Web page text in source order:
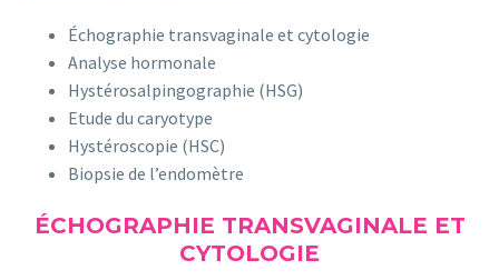
Échographie transvaginale et cytologie
Analyse hormonale
Hystérosalpingographie (HSG)
Etude du caryotype
Hystéroscopie (HSC)
Biopsie de l’endomètre
ÉCHOGRAPHIE TRANSVAGINALE ET
CYTOLOGIE